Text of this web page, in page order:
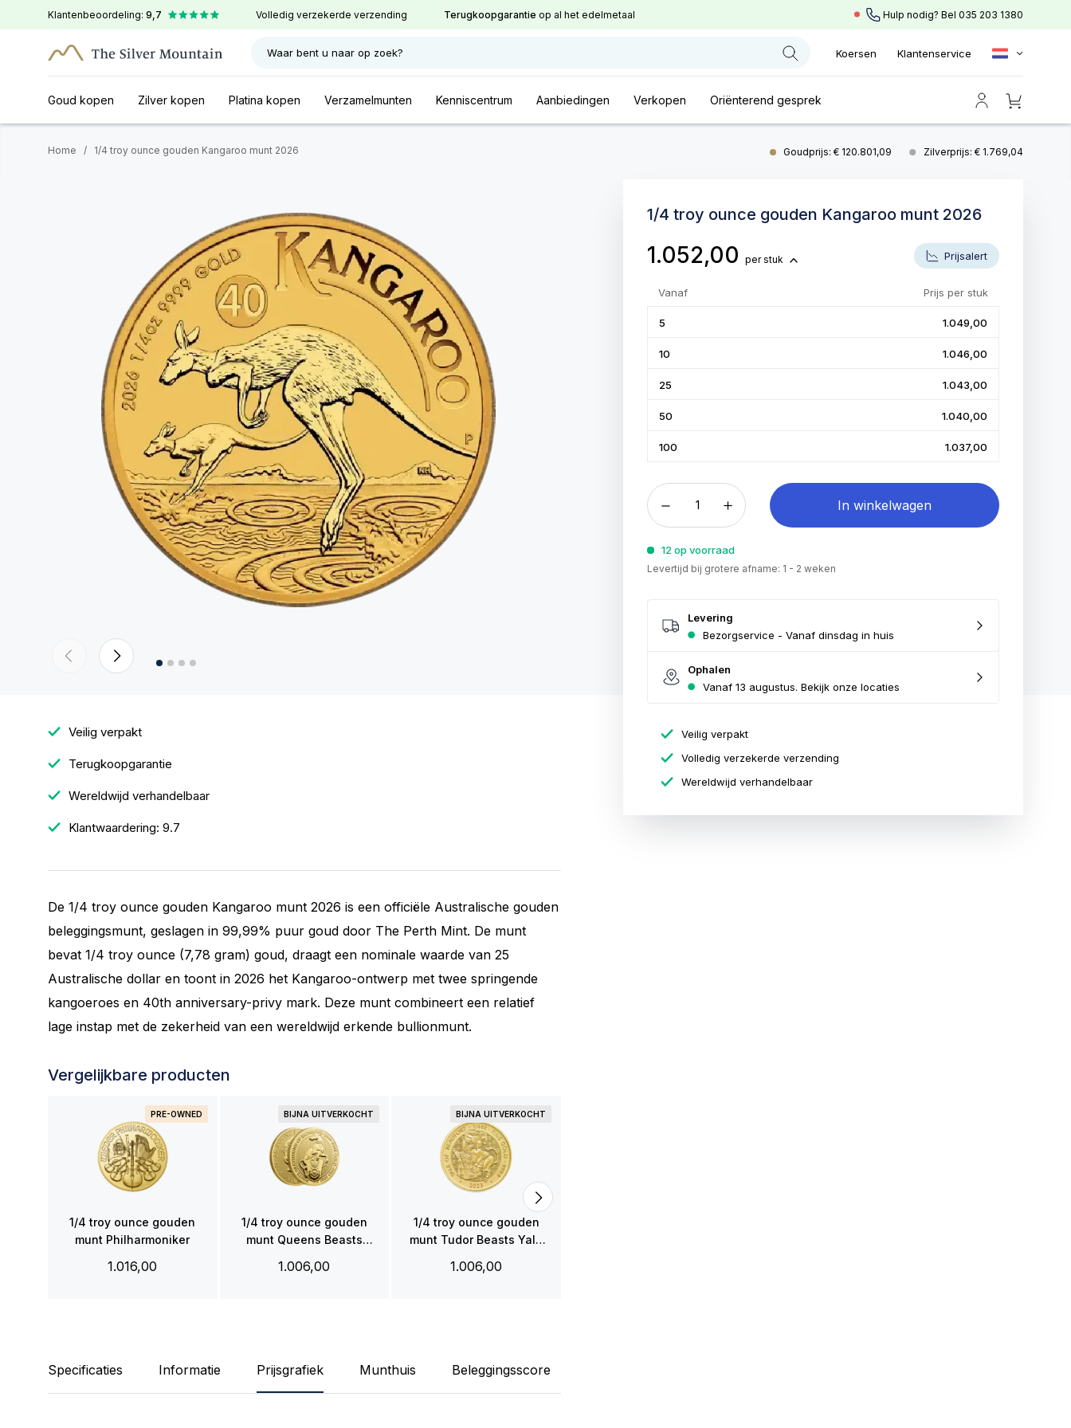
Klantenbeoordeling: 9,7 Volledig verzekerde verzending Terugkoopgarantie op al het edelmetaal Hulp nodig? Bel 035 203 1380
Waar bent u naar op zoek? Koersen Klantenservice
Goud kopen Zilver kopen Platina kopen Verzamelmunten Kenniscentrum Aanbiedingen Verkopen Oriënterend gesprek
Home / 1/4 troy ounce gouden Kangaroo munt 2026 Goudprijs: € 120.801,09 Zilverprijs: € 1.769,04
1/4 troy ounce gouden Kangaroo munt 2026
1.052,00 per stuk Prijsalert
Vanaf Prijs per stuk
5 1.049,00
10 1.046,00
25 1.043,00
50 1.040,00
100 1.037,00
In winkelwagen
12 op voorraad
Levertijd bij grotere afname: 1 - 2 weken
Levering
Bezorgservice - Vanaf dinsdag in huis
Ophalen
Vanaf 13 augustus. Bekijk onze locaties
Veilig verpakt
Volledig verzekerde verzending
Wereldwijd verhandelbaar
Veilig verpakt
Terugkoopgarantie
Wereldwijd verhandelbaar
Klantwaardering: 9.7
De 1/4 troy ounce gouden Kangaroo munt 2026 is een officiële Australische gouden
beleggingsmunt, geslagen in 99,99% puur goud door The Perth Mint. De munt
bevat 1/4 troy ounce (7,78 gram) goud, draagt een nominale waarde van 25
Australische dollar en toont in 2026 het Kangaroo-ontwerp met twee springende
kangoeroes en 40th anniversary-privy mark. Deze munt combineert een relatief
lage instap met de zekerheid van een wereldwijd erkende bullionmunt.
Vergelijkbare producten
PRE-OWNED
1/4 troy ounce gouden
munt Philharmoniker
1.016,00
BIJNA UITVERKOCHT
1/4 troy ounce gouden
munt Queens Beasts
1.006,00
BIJNA UITVERKOCHT
1/4 troy ounce gouden
munt Tudor Beasts Yale
1.006,00
Specificaties Informatie Prijsgrafiek Munthuis Beleggingsscore